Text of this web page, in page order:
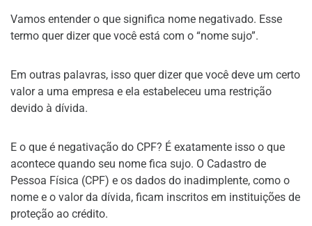
Vamos entender o que significa nome negativado. Esse
termo quer dizer que você está com o “nome sujo”.
Em outras palavras, isso quer dizer que você deve um certo
valor a uma empresa e ela estabeleceu uma restrição
devido à dívida.
E o que é negativação do CPF? É exatamente isso o que
acontece quando seu nome fica sujo. O Cadastro de
Pessoa Física (CPF) e os dados do inadimplente, como o
nome e o valor da dívida, ficam inscritos em instituições de
proteção ao crédito.